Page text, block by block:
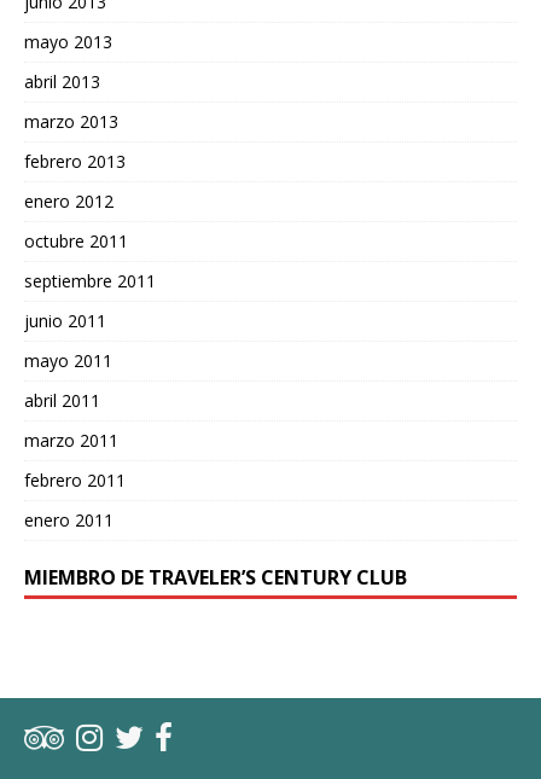
mayo 2013
abril 2013
marzo 2013
febrero 2013
enero 2012
octubre 2011
septiembre 2011
junio 2011
mayo 2011
abril 2011
marzo 2011
febrero 2011
enero 2011
MIEMBRO DE TRAVELER’S CENTURY CLUB